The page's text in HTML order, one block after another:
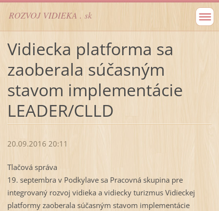
ROZVOJ VIDIEKA . sk
Vidiecka platforma sa
zaoberala súčasným
stavom implementácie
LEADER/CLLD
20.09.2016 20:11
Tlačová správa
19. septembra v Podkylave sa Pracovná skupina pre
integrovaný rozvoj vidieka a vidiecky turizmus Vidieckej
platformy zaoberala súčasným stavom implementácie